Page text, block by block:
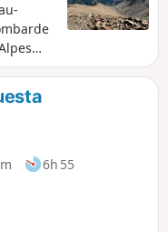
ici
les
sur
6h 55